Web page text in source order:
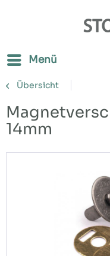
Menü
Übersicht
14mm